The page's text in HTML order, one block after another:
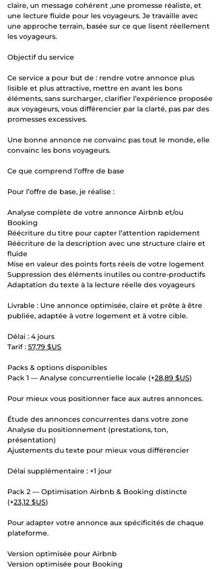
claire, un message cohérent ,une promesse réaliste, et
une lecture fluide pour les voyageurs. Je travaille avec
une approche terrain, basée sur ce que lisent réellement
les voyageurs.
Objectif du service
Ce service a pour but de : rendre votre annonce plus
lisible et plus attractive, mettre en avant les bons
éléments, sans surcharger, clarifier l’expérience proposée
aux voyageurs, vous différencier par la clarté, pas par des
promesses excessives.
Une bonne annonce ne convainc pas tout le monde, elle
convainc les bons voyageurs.
Ce que comprend l’offre de base
Pour l’offre de base, je réalise :
Analyse complète de votre annonce Airbnb et/ou
Booking
Réécriture du titre pour capter l’attention rapidement
Réécriture de la description avec une structure claire et
fluide
Mise en valeur des points forts réels de votre logement
Suppression des éléments inutiles ou contre-productifs
Adaptation du texte à la lecture réelle des voyageurs
Livrable : Une annonce optimisée, claire et prête à être
publiée, adaptée à votre logement et à votre cible.
Délai : 4 jours
Tarif : 57,79 $US
Packs & options disponibles
Pack 1 — Analyse concurrentielle locale (+28,89 $US)
Pour mieux vous positionner face aux autres annonces.
Étude des annonces concurrentes dans votre zone
Analyse du positionnement (prestations, ton,
présentation)
Ajustements du texte pour mieux vous différencier
Délai supplémentaire : +1 jour
Pack 2 — Optimisation Airbnb & Booking distincte
(+23,12 $US)
Pour adapter votre annonce aux spécificités de chaque
plateforme.
Version optimisée pour Airbnb
Version optimisée pour Booking